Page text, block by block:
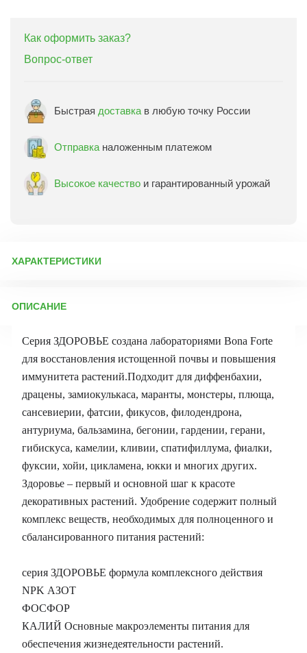
Как оформить заказ?
Вопрос-ответ
Быстрая доставка в любую точку России
Отправка наложенным платежом
Высокое качество и гарантированный урожай
ХАРАКТЕРИСТИКИ
Бренд товара:
Срок отправки:ежедневно
ОПИСАНИЕ
Серия ЗДОРОВЬЕ создана лабораториями Bona Forte
для восстановления истощенной почвы и повышения
иммунитета растений.Подходит для диффенбахии,
драцены, замиокулькаса, маранты, монстеры, плюща,
сансевиерии, фатсии, фикусов, филодендрона,
антуриума, бальзамина, бегонии, гардении, герани,
гибискуса, камелии, кливии, спатифиллума, фиалки,
фуксии, хойи, цикламена, юкки и многих других.
Здоровье – первый и основной шаг к красоте
декоративных растений. Удобрение содержит полный
комплекс веществ, необходимых для полноценного и
сбалансированного питания растений:
серия ЗДОРОВЬЕ формула комплексного действия
NPK АЗОТ
ФОСФОР
КАЛИЙ Основные макроэлементы питания для
обеспечения жизнедеятельности растений.